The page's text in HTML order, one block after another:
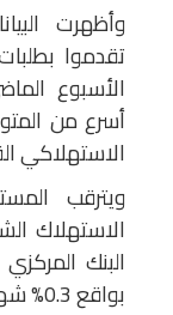
وأظهرت
تقدموا
الأسبوع
أسرع من
الاستهلاكي
ويترقب
الاستهلاك
البنك
بواقع 0.3% شهرياً و2.7% سنوياً لشهر آب/أغسطس.